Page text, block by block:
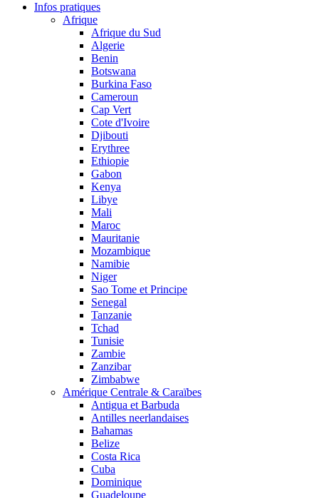
Infos pratiques
Afrique
Afrique du Sud
Algerie
Benin
Botswana
Burkina Faso
Cameroun
Cap Vert
Cote d'Ivoire
Djibouti
Erythree
Ethiopie
Gabon
Kenya
Libye
Mali
Maroc
Mauritanie
Mozambique
Namibie
Niger
Sao Tome et Principe
Senegal
Tanzanie
Tchad
Tunisie
Zambie
Zanzibar
Zimbabwe
Amérique Centrale & Caraïbes
Antigua et Barbuda
Antilles neerlandaises
Bahamas
Belize
Costa Rica
Cuba
Dominique
Guadeloupe